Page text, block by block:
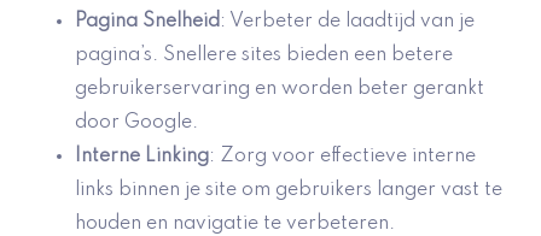
Pagina Snelheid: Verbeter de laadtijd van je
pagina’s. Snellere sites bieden een betere
gebruikerservaring en worden beter gerankt
door Google.
Interne Linking: Zorg voor effectieve interne
links binnen je site om gebruikers langer vast te
houden en navigatie te verbeteren.